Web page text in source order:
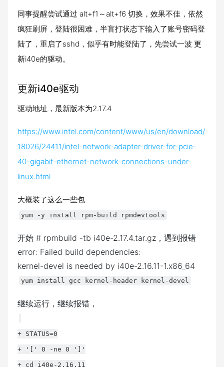
同事提醒尝试通过 alt+f1～alt+f6 切换，效果不佳，依然
疯狂刷屏，登陆很困难，半盲打状态下输入了账号密码登
陆了，重启了sshd，似乎有时能登陆了，先尝试一波 更
新i40e的驱动。
更新i40e驱动
驱动地址，最新版本为2.17.4
https://www.intel.com/content/www/us/en/download/
18026/24411/intel-network-adapter-driver-for-pcie-
40-gigabit-ethernet-network-connections-under-
linux.html
大概装了这么一些包
yum -y install rpm-build rpmdevtools
开始 # rpmbuild -tb i40e-2.17.4.tar.gz，遇到报错
error: Failed build dependencies:
kernel-devel is needed by i40e-2.16.11-1.x86_64
yum install gcc kernel-header kernel-devel
继续运行，继续报错，
+ STATUS=0
+ '[' 0 -ne 0 ']'
+ cd i40e-2.16.11